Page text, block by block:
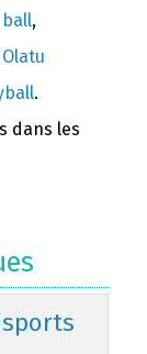
,
Olatu
.
dans les